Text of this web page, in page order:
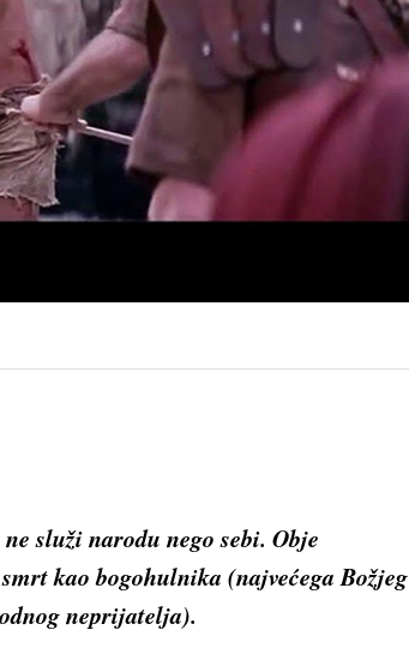
služi narodu nego sebi. Obje
kao bogohulnika (najvećega Božjeg
neprijatelja).